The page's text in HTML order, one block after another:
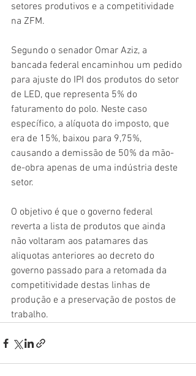
setores produtivos e a competitividade
na ZFM.
Segundo o senador Omar Aziz, a
bancada federal encaminhou um pedido
para ajuste do IPI dos produtos do setor
de LED, que representa 5% do
faturamento do polo. Neste caso
específico, a alíquota do imposto, que
era de 15%, baixou para 9,75%,
causando a demissão de 50% da mão-
de-obra apenas de uma indústria deste
setor.
O objetivo é que o governo federal
reverta a lista de produtos que ainda
não voltaram aos patamares das
aliquotas anteriores ao decreto do
governo passado para a retomada da
competitividade destas linhas de
produção e a preservação de postos de
trabalho.